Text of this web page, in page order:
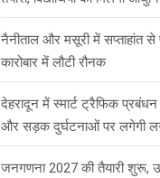
नैनीताल और मसूरी में सप्ताहांत से
कारोबार में लौटी रौनक
देहरादून में स्मार्ट ट्रैफिक प्रबंधन
और सड़क दुर्घटनाओं पर लगेगी
जनगणना 2027 की तैयारी शुरू,